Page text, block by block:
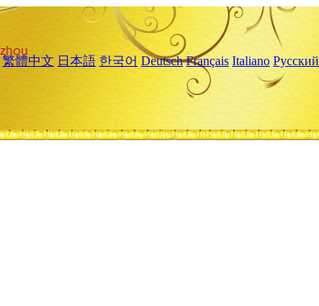
繁體中文 日本語 한국어 Deutsch Français Italiano Русский